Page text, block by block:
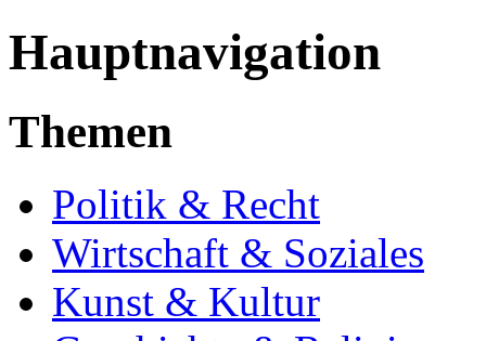
Hauptnavigation
Themen
Politik & Recht
Wirtschaft & Soziales
Kunst & Kultur